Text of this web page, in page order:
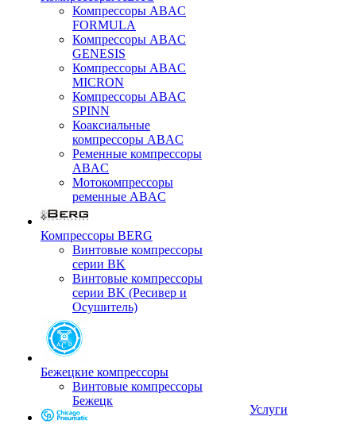
Компрессоры ABAC
FORMULA
Компрессоры ABAC
GENESIS
Компрессоры ABAC
MICRON
Компрессоры ABAC
SPINN
Коаксиальные
компрессоры ABAC
Ременные компрессоры
ABAC
Мотокомпрессоры
ременные ABAC
Компрессоры BERG
Винтовые компрессоры
серии BK
Винтовые компрессоры
серии BK (Ресивер и
Осушитель)
Бежецкие компрессоры
Винтовые компрессоры
Бежецк
Услуги